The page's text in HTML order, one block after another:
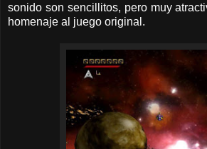
sonido son sencillitos, pero muy
homenaje al juego original.